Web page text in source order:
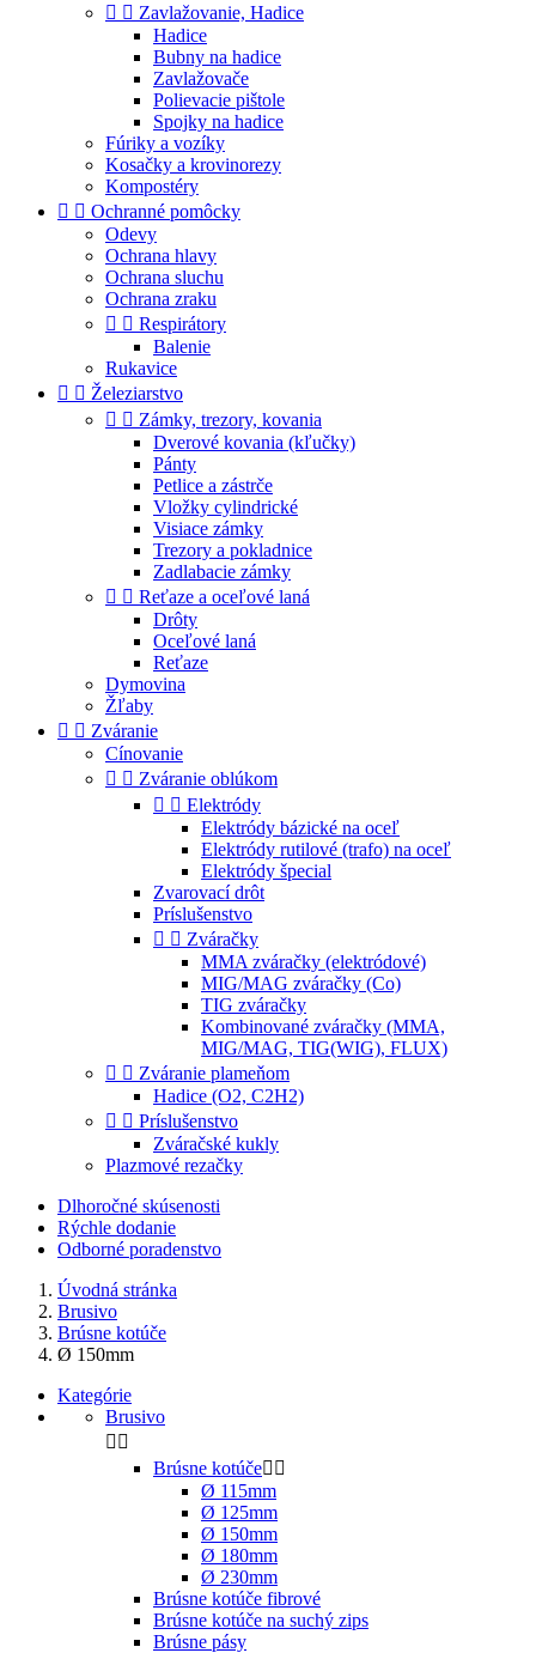
  Zavlažovanie, Hadice
Hadice
Bubny na hadice
Zavlažovače
Polievacie pištole
Spojky na hadice
Fúriky a vozíky
Kosačky a krovinorezy
Kompostéry
  Ochranné pomôcky
Odevy
Ochrana hlavy
Ochrana sluchu
Ochrana zraku
  Respirátory
Balenie
Rukavice
  Železiarstvo
  Zámky, trezory, kovania
Dverové kovania (kľučky)
Pánty
Petlice a zástrče
Vložky cylindrické
Visiace zámky
Trezory a pokladnice
Zadlabacie zámky
  Reťaze a oceľové laná
Drôty
Oceľové laná
Reťaze
Dymovina
Žľaby
  Zváranie
Cínovanie
  Zváranie oblúkom
  Elektródy
Elektródy bázické na oceľ
Elektródy rutilové (trafo) na oceľ
Elektródy špecial
Zvarovací drôt
Príslušenstvo
  Zváračky
MMA zváračky (elektródové)
MIG/MAG zváračky (Co)
TIG zváračky
Kombinované zváračky (MMA,
MIG/MAG, TIG(WIG), FLUX)
  Zváranie plameňom
Hadice (O2, C2H2)
  Príslušenstvo
Zváračské kukly
Plazmové rezačky
Dlhoročné skúsenosti
Rýchle dodanie
Odborné poradenstvo
Úvodná stránka
Brusivo
Brúsne kotúče
Ø 150mm
Kategórie
Brusivo
 
Brúsne kotúče 
Ø 115mm
Ø 125mm
Ø 150mm
Ø 180mm
Ø 230mm
Brúsne kotúče fibrové
Brúsne kotúče na suchý zips
Brúsne pásy